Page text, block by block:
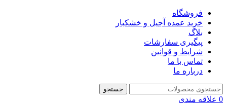
فروشگاه
خرید عمده آجیل و خشکبار
بلاگ
پیگیری سفارشات
شرایط و قوانین
تماس با ما
درباره ما
جستجو
0 علاقه مندی